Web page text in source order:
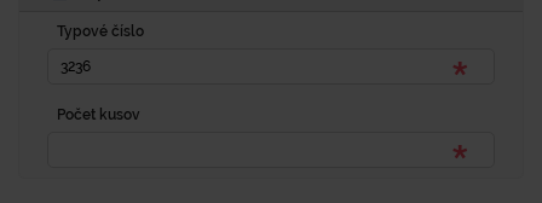
Typové číslo
Počet kusov